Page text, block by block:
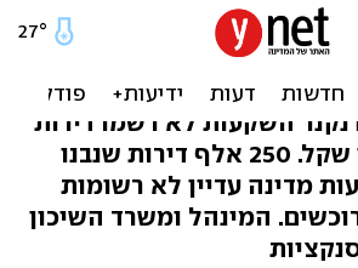
בטאבו? לא
השקעות לא רשמו דירות
וחסכו 6.2 מיליון שקל. 250 אלף דירות שנבנו
מדינה עדיין לא רשומות
המינהל ומשרד השיכון